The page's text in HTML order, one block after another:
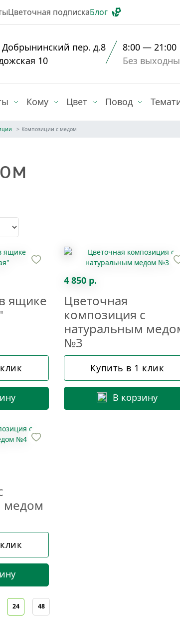
Цветочная подпискаБлог
пер. д.8
10
8:00 — 21:00
Без
Кому Цвет Повод
Композиции с медом
ящике
4 850 р.
Цветочная
композиция с
натуральным
№3
Купить в 1 клик
В корзину
медом
24 48